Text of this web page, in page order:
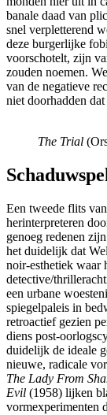
banale daad van
snel verpletterend
deze burgerlijke
voorschotelt, zijn
zouden noemen.
van de negatieve
niet doorhadden
The Trial
Een tweede flits
herinterpreteren
genoeg redenen
het duidelijk dat
noir-esthetiek waar
detective/
een urbane
spiegelpaleis in
retroactief gezien
diens post-
duidelijk de ideale
nieuwe, radicale
The Lady From
Evil (1958) lijken
vormexperimenten